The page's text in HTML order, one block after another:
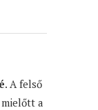
. A felső
a